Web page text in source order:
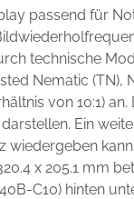
passend für
technische
Nematic
von 10:1)
Ein
x 205.1 mm
C10) hinten